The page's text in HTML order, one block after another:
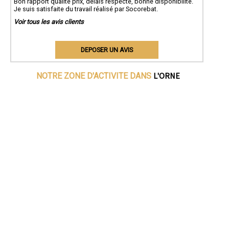
Je suis satisfaite du travail réalisé par Socorebat.
Voir tous les avis clients
DEPOSER UN AVIS
NOTRE ZONE D'ACTIVITE DANS L'ORNE